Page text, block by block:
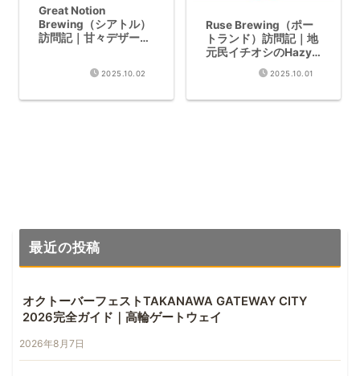
Great Notion
Brewing（シアトル）
訪問記｜甘々デザート
2025.10.02
Ruse Brewing（ポー
トランド）訪問記｜地
元民イチオシのHazy
2025.10.01
最近の投稿
オクトーバーフェストTAKANAWA GATEWAY CITY
2026完全ガイド｜高輪ゲートウェイ
2026年8月7日